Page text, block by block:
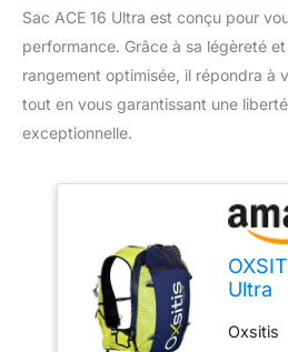
Sac ACE 16 Ultra est conçu pour
performance. Grâce à sa légèreté
rangement optimisée, il répondra à
tout en vous garantissant une
exceptionnelle.
Ultra
Oxsitis